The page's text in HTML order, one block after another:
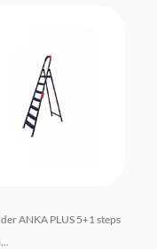
ANKA PLUS 5+1 steps